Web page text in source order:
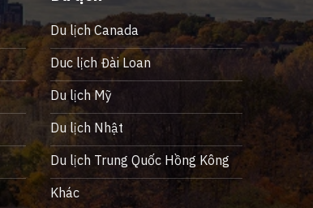
Du lịch Canada
Duc lịch Đài Loan
Du lịch Mỹ
Du lịch Nhật
Du lịch Trung Quốc Hồng Kông
Khác